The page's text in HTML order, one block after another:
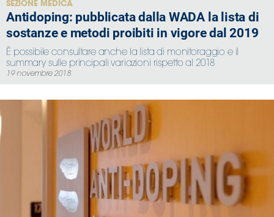
SEZIONE MEDICA
Antidoping: pubblicata dalla WADA la lista di
sostanze e metodi proibiti in vigore dal 2019
È possibile consultare anche la lista di monitoraggio e il
summary sulle principali variazioni rispetto al 2018
19 novembre 2018